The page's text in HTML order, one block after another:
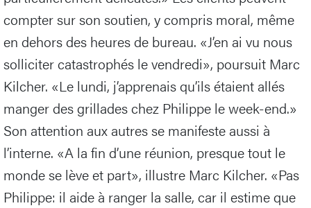
compter sur son soutien, y compris moral, même
en dehors des heures de bureau. «J’en ai vu nous
solliciter catastrophés le vendredi», poursuit Marc
Kilcher. «Le lundi, j’apprenais qu’ils étaient allés
manger des grillades chez Philippe le week-end.»
Son attention aux autres se manifeste aussi à
l’interne. «A la fin d’une réunion, presque tout le
monde se lève et part», illustre Marc Kilcher. «Pas
Philippe: il aide à ranger la salle, car il estime que